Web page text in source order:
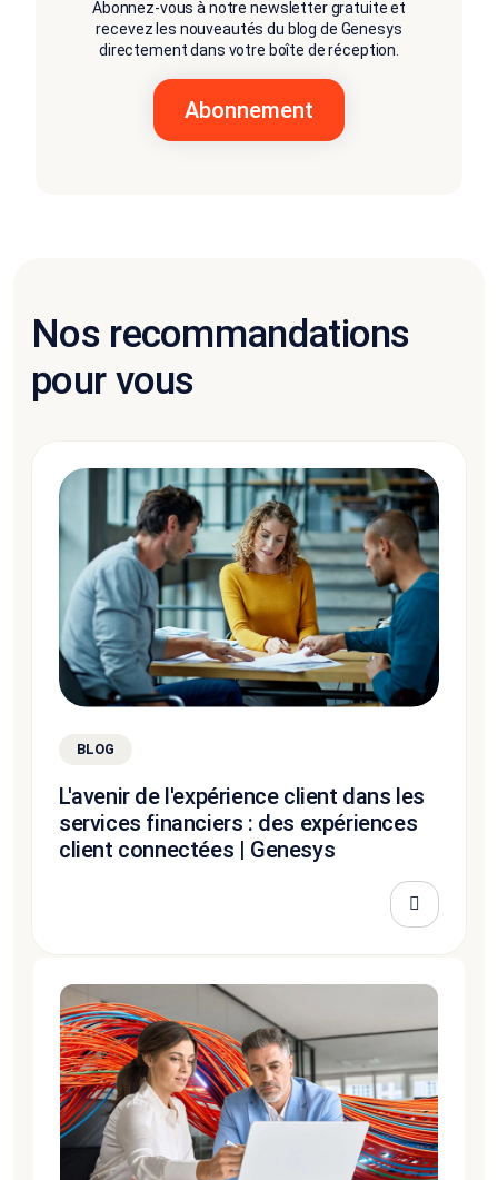
Abonnez-vous à notre newsletter gratuite et
recevez les nouveautés du blog de Genesys
directement dans votre boîte de réception.
Nos recommandations
pour vous
BLOG
L'avenir de l'expérience client dans les
services financiers : des expériences
client connectées | Genesys